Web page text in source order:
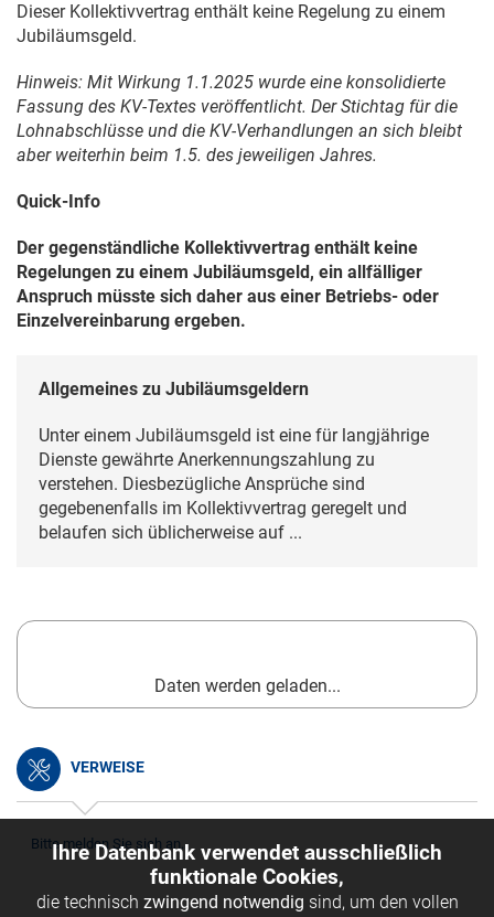
Dieser Kollektivvertrag enthält keine Regelung zu einem
Jubiläumsgeld.
Hinweis: Mit Wirkung 1.1.2025 wurde eine konsolidierte
Fassung des KV-Textes veröffentlicht. Der Stichtag für die
Lohnabschlüsse und die KV-Verhandlungen an sich bleibt
aber weiterhin beim 1.5. des jeweiligen Jahres.
Quick-Info
Der gegenständliche Kollektivvertrag enthält keine
Regelungen zu einem Jubiläumsgeld, ein allfälliger
Anspruch müsste sich daher aus einer Betriebs- oder
Einzelvereinbarung ergeben.
Allgemeines zu Jubiläumsgeldern
Unter einem Jubiläumsgeld ist eine für langjährige
Dienste gewährte Anerkennungszahlung zu
verstehen. Diesbezügliche Ansprüche sind
gegebenenfalls im Kollektivvertrag geregelt und
belaufen sich üblicherweise auf ...
Daten werden geladen...
VERWEISE
Bitte melden Sie sich an.
Ihre Datenbank verwendet ausschließlich
funktionale Cookies,
die technisch zwingend notwendig sind, um den vollen